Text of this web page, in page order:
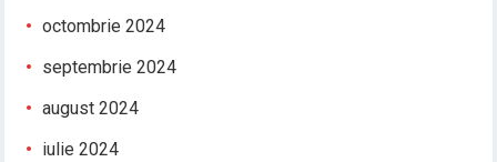
octombrie 2024
septembrie 2024
august 2024
iulie 2024